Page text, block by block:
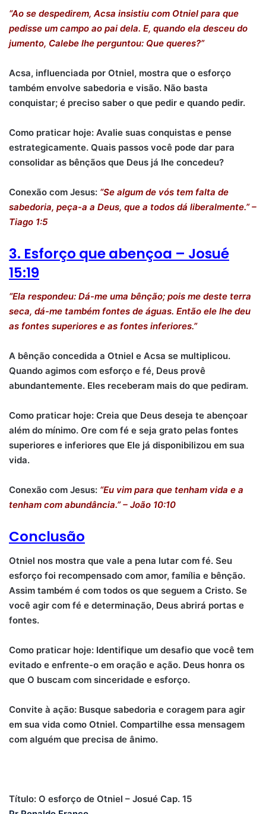
“Ao se despedirem, Acsa insistiu com Otniel para que
pedisse um campo ao pai dela. E, quando ela desceu do
jumento, Calebe lhe perguntou: Que queres?”
Acsa, influenciada por Otniel, mostra que o esforço
também envolve sabedoria e visão. Não basta
conquistar; é preciso saber o que pedir e quando pedir.
Como praticar hoje: Avalie suas conquistas e pense
estrategicamente. Quais passos você pode dar para
consolidar as bênçãos que Deus já lhe concedeu?
Conexão com Jesus: “Se algum de vós tem falta de
sabedoria, peça-a a Deus, que a todos dá liberalmente.” –
Tiago 1:5
3. Esforço que abençoa – Josué
15:19
“Ela respondeu: Dá-me uma bênção; pois me deste terra
seca, dá-me também fontes de águas. Então ele lhe deu
as fontes superiores e as fontes inferiores.”
A bênção concedida a Otniel e Acsa se multiplicou.
Quando agimos com esforço e fé, Deus provê
abundantemente. Eles receberam mais do que pediram.
Como praticar hoje: Creia que Deus deseja te abençoar
além do mínimo. Ore com fé e seja grato pelas fontes
superiores e inferiores que Ele já disponibilizou em sua
vida.
Conexão com Jesus: “Eu vim para que tenham vida e a
tenham com abundância.” – João 10:10
Conclusão
Otniel nos mostra que vale a pena lutar com fé. Seu
esforço foi recompensado com amor, família e bênção.
Assim também é com todos os que seguem a Cristo. Se
você agir com fé e determinação, Deus abrirá portas e
fontes.
Como praticar hoje: Identifique um desafio que você tem
evitado e enfrente-o em oração e ação. Deus honra os
que O buscam com sinceridade e esforço.
Convite à ação: Busque sabedoria e coragem para agir
em sua vida como Otniel. Compartilhe essa mensagem
com alguém que precisa de ânimo.
Título: O esforço de Otniel – Josué Cap. 15